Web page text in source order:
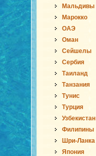
Мальдивы
Марокко
ОАЭ
Оман
Сейшелы
Сербия
Таиланд
Танзания
Тунис
Турция
Узбекистан
Филипины
Шри-Ланка
Япония